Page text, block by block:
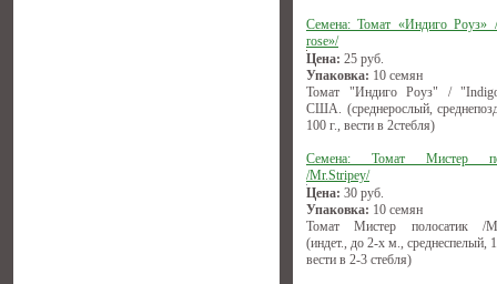
Семена: Томат «Индиго Роуз»
rose»/
Цена: 25 руб.
Упаковка: 10 семян
Томат "Индиго Роуз" /
США. (среднерослый,
100 г., вести в 2стебля)
Семена: Томат Мистер
/Mr.Stripey/
Цена: 30 руб.
Упаковка: 10 семян
Томат Мистер полосатик /
(индет., до 2-х м., среднеспелый,
вести в 2-3 стебля)